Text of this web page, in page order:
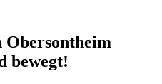
Obersontheim
bewegt!